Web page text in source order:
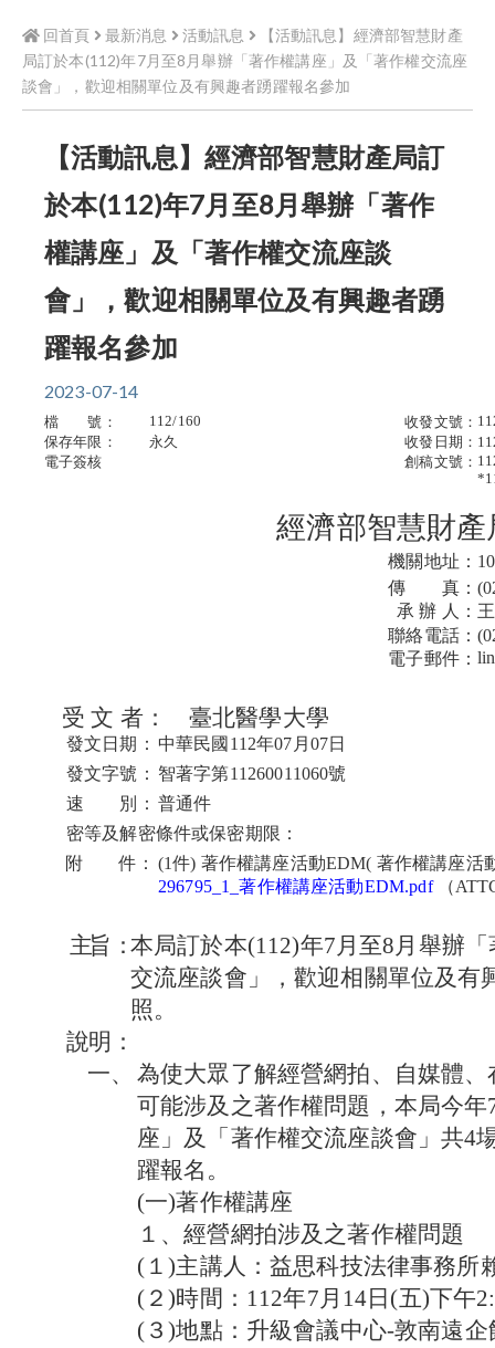
回首頁 最新消息 活動訊息
【活動訊息】經濟部智慧財產
局訂於本(112)年7月至8月舉辦「著作權講座」及「著作權交流座
談會」，歡迎相關單位及有興趣者踴躍報名參加
【活動訊息】經濟部智慧財產局訂
於本(112)年7月至8月舉辦「著作
權講座」及「著作權交流座談
會」，歡迎相關單位及有興趣者踴
躍報名參加
2023-07-14
檔 號： 112/160 收發文號：
保存年限：
永久 收發日期：
電子簽核
創稿文號：
經濟部智慧財
機關地址：
傳 真：
承 辦 人：
聯絡電話：
電子郵件：
受 文 者： 臺北醫學大學
發文日期： 中華民國112年07月07日
發文字號： 智著字第11260011060號
速 別： 普通件
密等及解密條件或保密期限：
附 件： (1件) 著作權講座活動EDM( 著作權講座活
296795_1_著作權講座活動EDM.pdf（
主旨：本局訂於本(112)年7月至8月舉辦
交流座談會」，歡迎相關單位及有
照。
說明：
一、
為使大眾了解經營網拍、自媒體
可能涉及之著作權問題，本局今
座」及「著作權交流座談會」共4
躍報名。
(一)著作權講座
１、經營網拍涉及之著作權問題
(１)主講人：益思科技法律事務所
(２)時間：112年7月14日(五)下午
(３)地點：升級會議中心-敦南遠企